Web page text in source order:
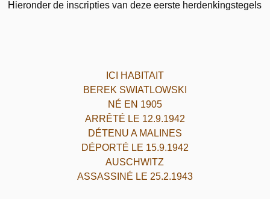
Hieronder de inscripties van deze eerste herdenkingstegels
ICI HABITAIT
BEREK SWIATLOWSKI
NÉ EN 1905
ARRÊTÉ LE 12.9.1942
DÉTENU A MALINES
DÉPORTÉ LE 15.9.1942
AUSCHWITZ
ASSASSINÉ LE 25.2.1943